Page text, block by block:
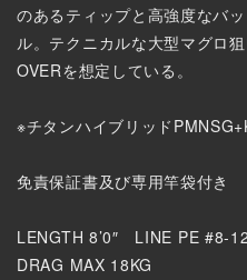
のあるティップと高強度なバ
ル。テクニカルな大型マグロ
OVERを想定している。
※チタンハイブリッド
免責保証書及び専用竿袋付き
LENGTH 8’0″ LINE PE #8-
DRAG MAX 18KG